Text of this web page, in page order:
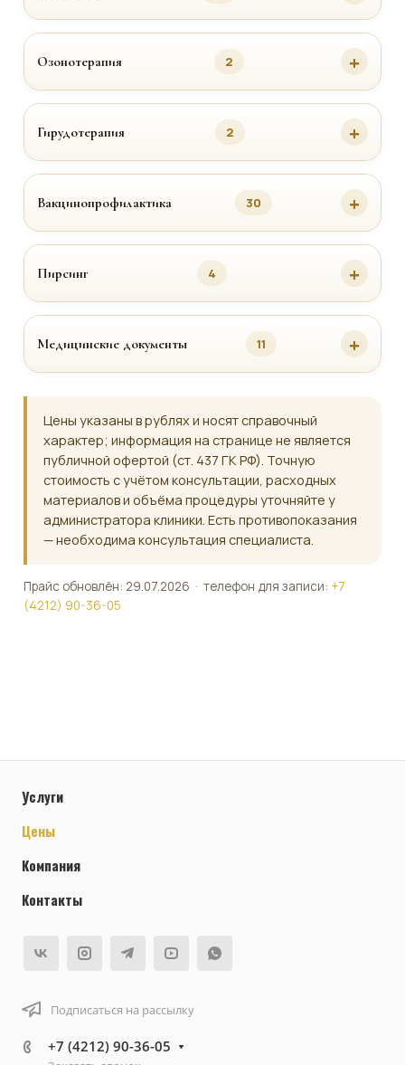
Озонотерапия 2
Гирудотерапия 2
Вакцинопрофилактика 30
Пирсинг 4
Медицинские документы 11
Цены указаны в рублях и носят справочный
характер; информация на странице не является
публичной офертой (ст. 437 ГК РФ). Точную
стоимость с учётом консультации, расходных
материалов и объёма процедуры уточняйте у
администратора клиники. Есть противопоказания
— необходима консультация специалиста.
Прайс обновлён: 29.07.2026 · телефон для записи: +7
(4212) 90-36-05
Услуги
Цены
Компания
Контакты
Подписаться на рассылку
+7 (4212) 90-36-05